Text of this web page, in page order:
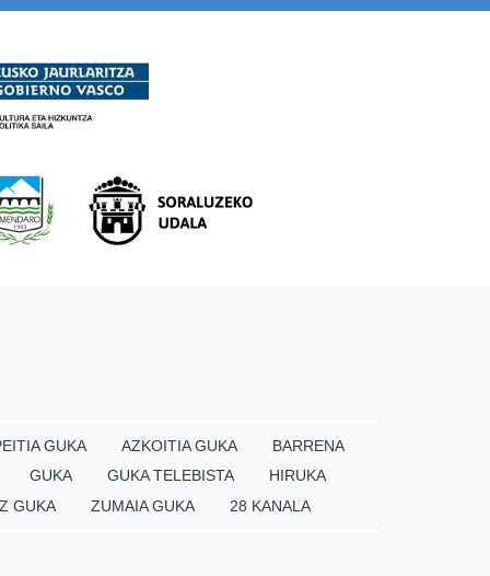
GUKA AZKOITIA GUKA
BARRENA
GUKA
GUKA TELEBISTA
HIRUKA
GUKA
ZUMAIA GUKA 28 KANALA